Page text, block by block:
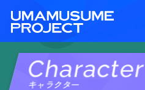
Character
キャラクター